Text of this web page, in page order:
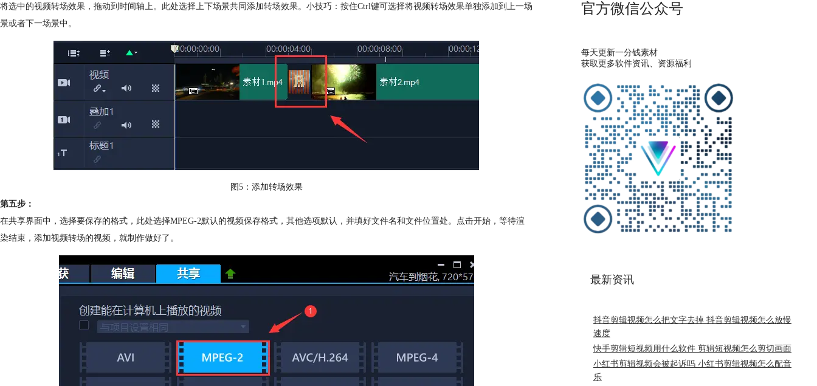
将选中的视频转场效果，拖动到时间轴上。此处选择上下场景共同添加转场效果。小技巧：按住Ctrl键可选择将视频转场效果单独添加到上一场
景或者下一场景中。
图5：添加转场效果
第五步：
在共享界面中，选择要保存的格式，此处选择MPEG-2默认的视频保存格式，其他选项默认，并填好文件名和文件位置处。点击开始，等待渲
染结束，添加视频转场的视频，就制作做好了。
官方微信公众号
每天更新一分钱素材
获取更多软件资讯、资源福利
最新资讯
抖音剪辑视频怎么把文字去掉 抖音剪辑视频怎么放慢
速度
快手剪辑短视频用什么软件 剪辑短视频怎么剪切画面
小红书剪辑视频会被起诉吗 小红书剪辑视频怎么配音
乐